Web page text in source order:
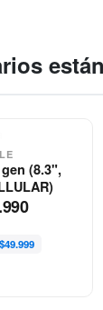
(8.3",